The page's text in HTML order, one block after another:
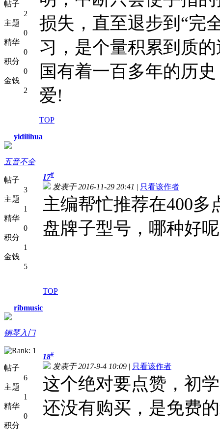
帖子
2
主题
0
精华
0
积分
0
金钱
2
损失，直至退步到“完
习，是个量积累到质
国有着一百多年的历
爱!
TOP
yidilihua
五音不全
帖子
3
主题
1
精华
0
积分
1
金钱
5
17#
发表于 2016-11-29 20:41 | 只看该作者
主编帮忙推荐在400
盘牌子型号，哪种好
TOP
ribmusic
钢琴入门
帖子
6
主题
1
精华
0
积分
18#
发表于 2017-9-4 10:09 | 只看该作者
这个绝对要点赞，初
还没有购买，是免费的